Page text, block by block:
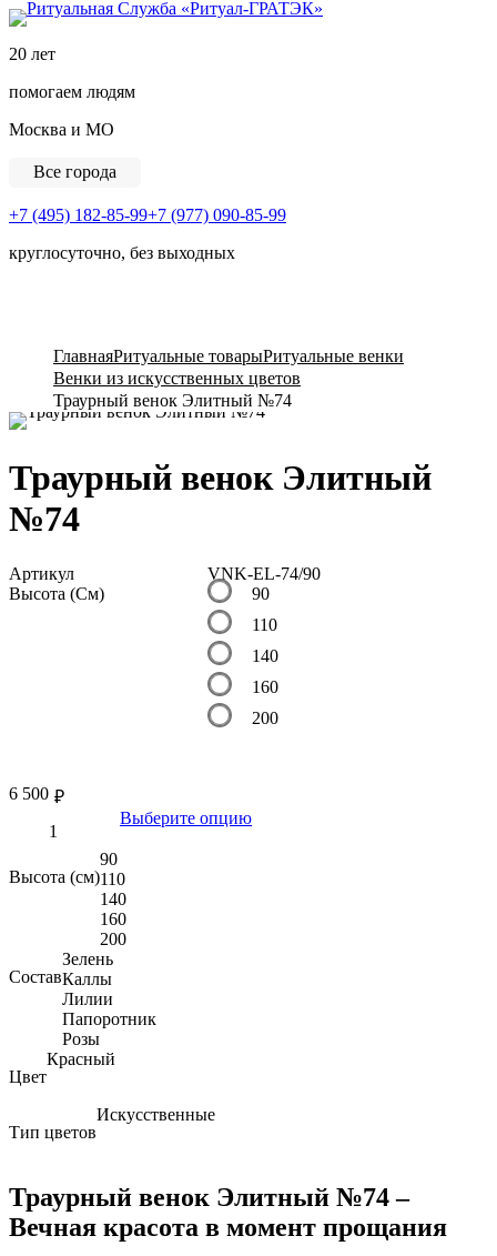
20 лет
помогаем людям
Москва и МО
Все города
+7 (495) 182-85-99+7 (977) 090-85-99
круглосуточно, без выходных
ГлавнаяРитуальные товарыРитуальные венки
Венки из искусственных цветов
Траурный венок Элитный №74
Траурный венок Элитный
№74
Артикул
VNK-EL-74/90
Высота (См)
90
110
140
160
200
₽
6 500
Выберите опцию
Высота (см)
90
110
140
160
200
Состав
Зелень
Каллы
Лилии
Папоротник
Розы
Цвет
Красный
Тип цветов
Искусственные
Траурный венок Элитный №74 –
Вечная красота в момент прощания